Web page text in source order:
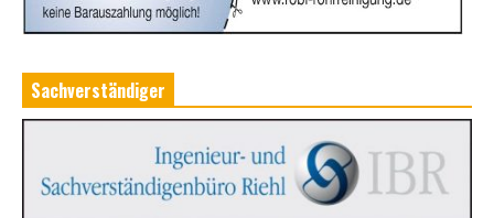
Sachverständiger